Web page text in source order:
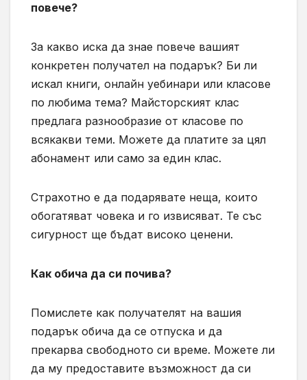
повече?
За какво иска да знае повече вашият
конкретен получател на подарък? Би ли
искал книги, онлайн уебинари или класове
по любима тема? Майсторският клас
предлага разнообразие от класове по
всякакви теми. Можете да платите за цял
абонамент или само за един клас.
Страхотно е да подарявате неща, които
обогатяват човека и го извисяват. Те със
сигурност ще бъдат високо ценени.
Как обича да си почива?
Помислете как получателят на вашия
подарък обича да се отпуска и да
прекарва свободното си време. Можете ли
да му предоставите възможност да си